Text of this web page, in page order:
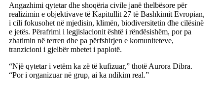
Angazhimi qytetar dhe shoqëria civile janë thelbësore për
realizimin e objektivave të Kapitullit 27 të Bashkimit Evropian,
i cili fokusohet në mjedisin, klimën, biodiversitetin dhe cilësinë
e jetës. Përafrimi i legjislacionit është i rëndësishëm, por pa
zbatimin në terren dhe pa përfshirjen e komuniteteve,
tranzicioni i gjelbër mbetet i paplotë.
“Një qytetar i vetëm ka zë të kufizuar,” thotë Aurora Dibra.
“Por i organizuar në grup, ai ka ndikim real.”